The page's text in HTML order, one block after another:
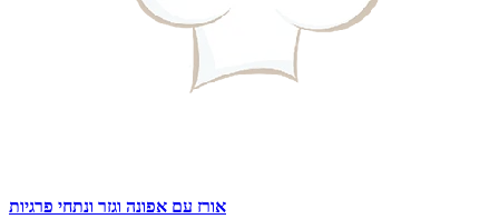
אורז עם אפונה וגזר ונתחי פרגיות